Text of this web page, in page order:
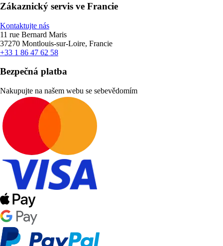
Zákaznický servis ve Francie
Kontaktujte nás
11 rue Bernard Maris
37270 Montlouis-sur-Loire, Francie
+33 1 86 47 62 58
Bezpečná platba
Nakupujte na našem webu se sebevědomím